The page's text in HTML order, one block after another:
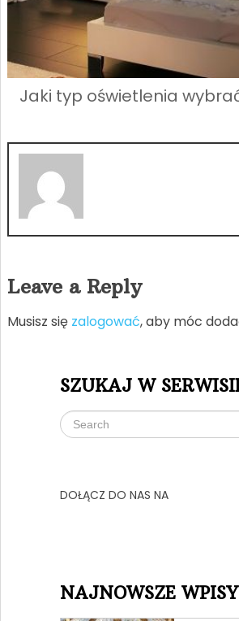
Jaki typ oświetlenia
Leave a Reply
Musisz się zalogować, aby móc
SZUKAJ W
DOŁĄCZ DO NAS NA
NAJNOWSZE WPISY